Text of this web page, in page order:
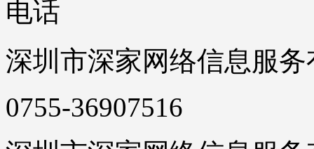
电话
深圳市深家网络信息服
0755-36907516